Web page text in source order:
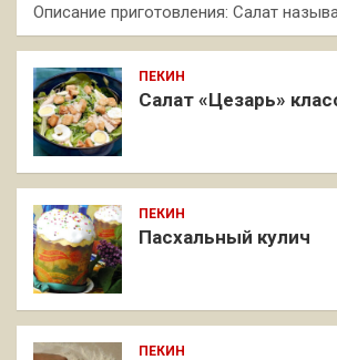
Описание приготовления: Салат
ПЕКИН
Салат «Цезарь»
ПЕКИН
Пасхальный кулич
ПЕКИН